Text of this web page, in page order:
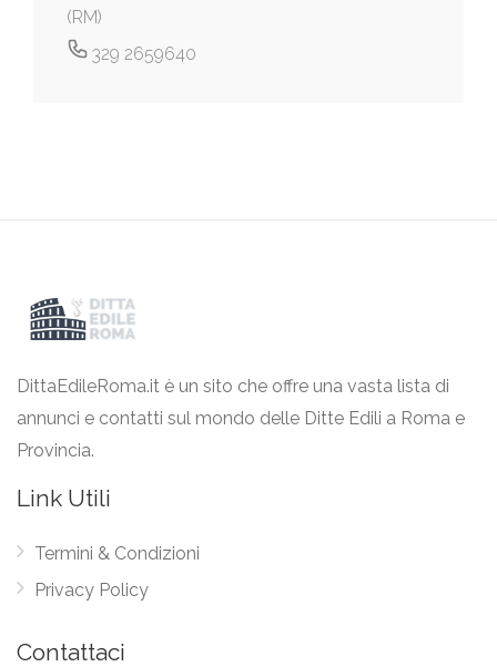
(RM)
329 2659640
DittaEdileRoma.it è un sito che offre una vasta lista di
annunci e contatti sul mondo delle Ditte Edili a Roma e
Provincia.
Link Utili
Termini & Condizioni
Privacy Policy
Contattaci